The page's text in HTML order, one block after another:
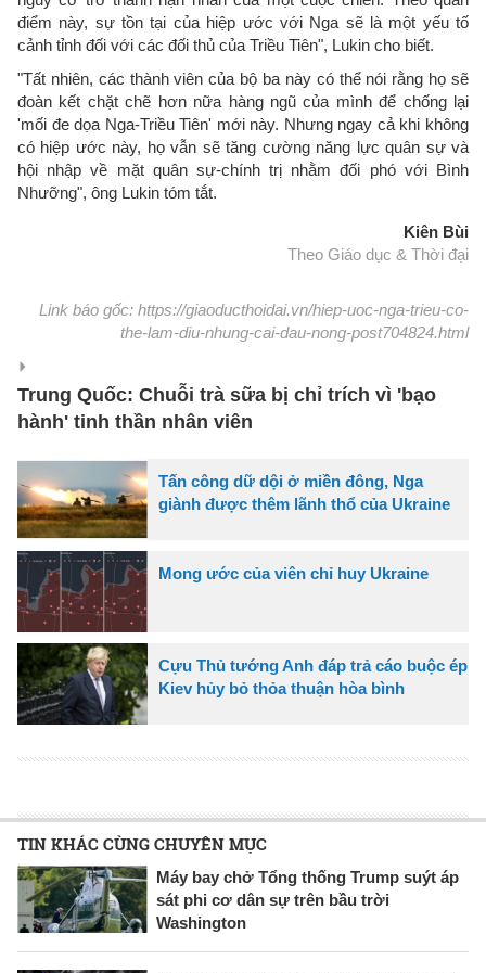
điểm này, sự tồn tại của hiệp ước với Nga sẽ là một yếu tố
cảnh tỉnh đối với các đối thủ của Triều Tiên", Lukin cho biết.
"Tất nhiên, các thành viên của bộ ba này có thể nói rằng họ sẽ
đoàn kết chặt chẽ hơn nữa hàng ngũ của mình để chống lại
'mối đe dọa Nga-Triều Tiên' mới này. Nhưng ngay cả khi không
có hiệp ước này, họ vẫn sẽ tăng cường năng lực quân sự và
hội nhập về mặt quân sự-chính trị nhằm đối phó với Bình
Nhưỡng", ông Lukin tóm tắt.
Kiên Bùi
Theo Giáo dục & Thời đại
Link báo gốc: https://giaoducthoidai.vn/hiep-uoc-nga-trieu-co-
the-lam-diu-nhung-cai-dau-nong-post704824.html
Trung Quốc: Chuỗi trà sữa bị chỉ trích vì 'bạo
hành' tinh thần nhân viên
Tấn công dữ dội ở miền đông, Nga
giành được thêm lãnh thổ của Ukraine
Mong ước của viên chỉ huy Ukraine
Cựu Thủ tướng Anh đáp trả cáo buộc ép
Kiev hủy bỏ thỏa thuận hòa bình
TIN KHÁC CÙNG CHUYÊN MỤC
Máy bay chở Tổng thống Trump suýt áp
sát phi cơ dân sự trên bầu trời
Washington